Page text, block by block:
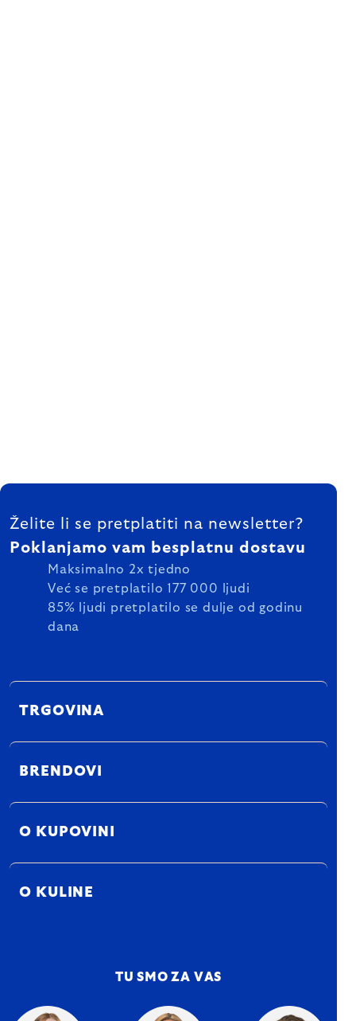
FOOTER
Želite li se pretplatiti na newsletter?
Poklanjamo vam besplatnu dostavu
Maksimalno 2x tjedno
Već se pretplatilo 177 000 ljudi
85% ljudi pretplatilo se dulje od godinu
dana
TRGOVINA
BRENDOVI
O KUPOVINI
O KULINE
TU SMO ZA VAS